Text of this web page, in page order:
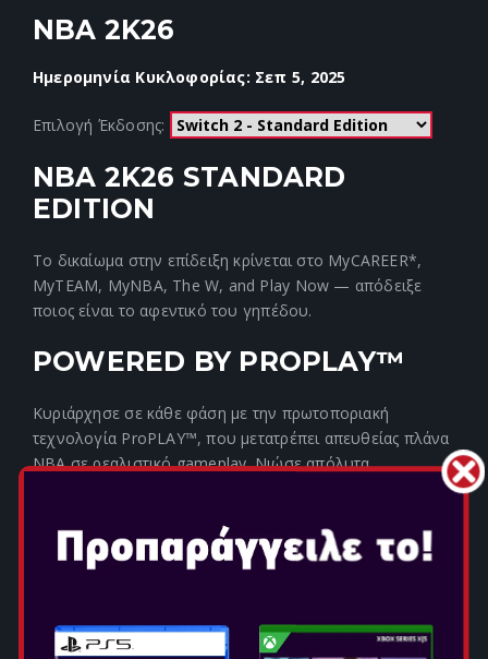
NBA 2K26
Ημερομηνία Κυκλοφορίας: Σεπ 5, 2025
Επιλογή Έκδοσης:
NBA 2K26 STANDARD
EDITION
Το δικαίωμα στην επίδειξη κρίνεται στο MyCAREER*,
MyTEAM, MyNBA, The W, and Play Now — απόδειξε
ποιος είναι το αφεντικό του γηπέδου.
POWERED BY PROPLAY™
Κυριάρχησε σε κάθε φάση με την πρωτοποριακή
τεχνολογία ProPLAY™, που μετατρέπει απευθείας πλάνα
NBA σε ρεαλιστικό gameplay. Νιώσε απόλυτα
συνδεδεμένος με κάθε ντρίμπλα και crossover χάρη στα
δυναμική κίνηση με τα ολοκαίνουργια χαρακτηριστικά
του ProPLAY.